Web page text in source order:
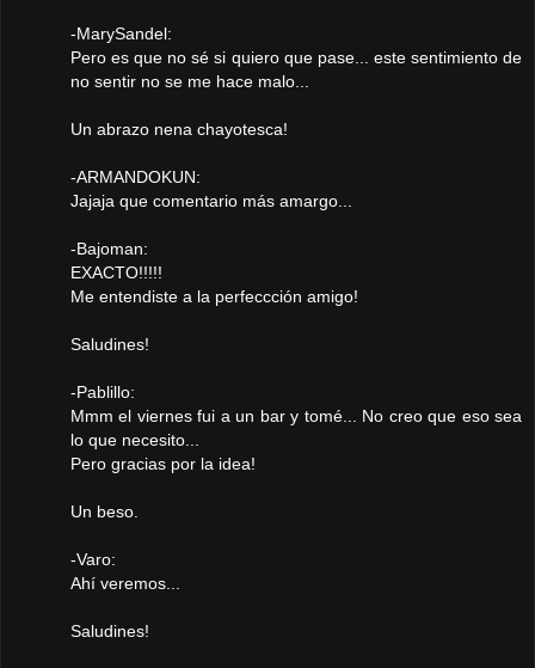
-MarySandel:
Pero es que no sé si quiero que pase... este sentimiento de
no sentir no se me hace malo...
Un abrazo nena chayotesca!
-ARMANDOKUN:
Jajaja que comentario más amargo...
-Bajoman:
EXACTO!!!!!
Me entendiste a la perfeccción amigo!
Saludines!
-Pablillo:
Mmm el viernes fui a un bar y tomé... No creo que eso sea
lo que necesito...
Pero gracias por la idea!
Un beso.
-Varo:
Ahí veremos...
Saludines!